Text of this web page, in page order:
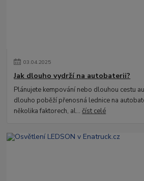
03.04.2025
Jak dlouho vydrží na autobaterii?
Plánujete kempování nebo dlouhou cestu
dlouho poběží přenosná lednice na
několika faktorech, al...číst celé